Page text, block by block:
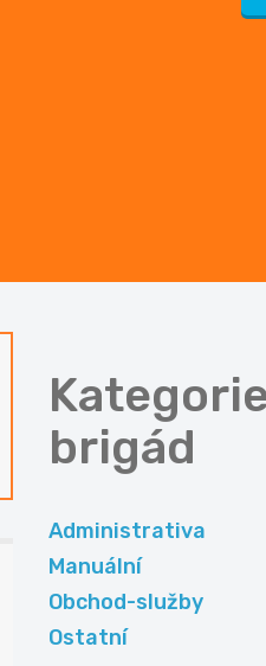
brigád
Administrativa
Manuální
Obchod-služby
Ostatní